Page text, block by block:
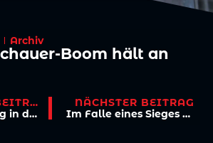
Archiv
Boom hält an
VORHERIGER BEITRAG
Doppelbelastung in der Liga und im Pokal
NÄCHSTER BEITRAG
Im Falle eines Sieges geht es nach Altenberg